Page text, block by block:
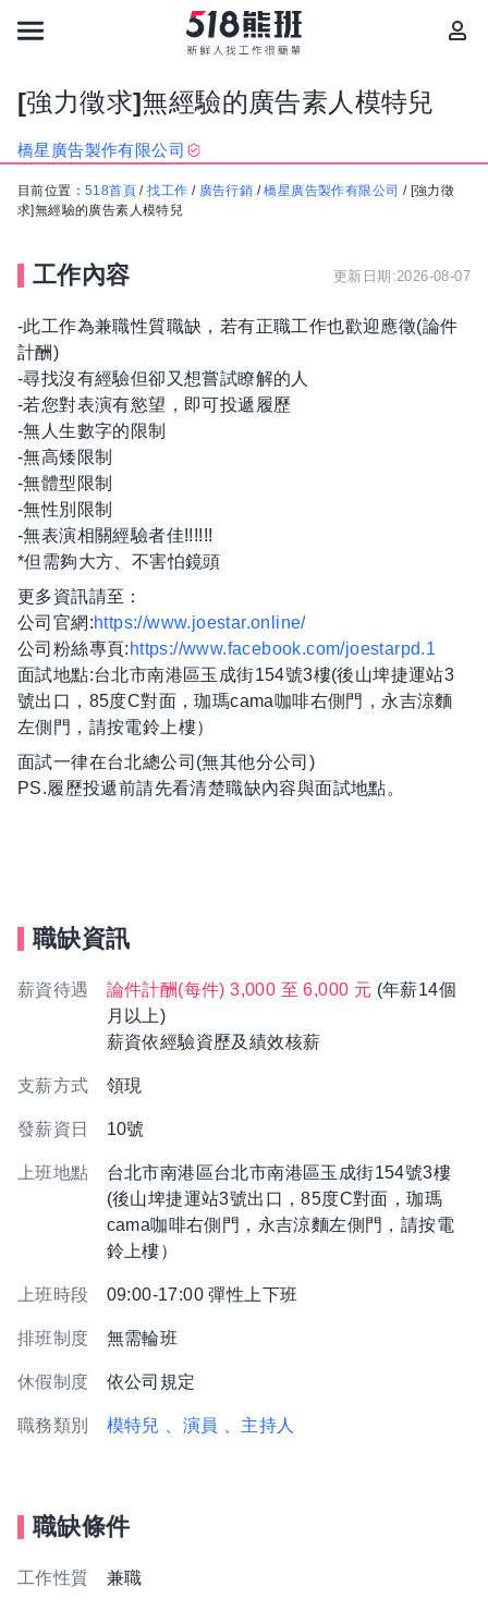
[強力徵求]無經驗的廣告素人模特兒
橋星廣告製作有限公司
目前位置： 518首頁 /找工作 / 廣告行銷 /橋星廣告製作有限公司 / [強力徵
求]無經驗的廣告素人模特兒
工作內容 更新日期:2026-08-07
-此工作為兼職性質職缺，若有正職工作也歡迎應徵(論件
計酬)
-尋找沒有經驗但卻又想嘗試瞭解的人
-若您對表演有慾望，即可投遞履歷
-無人生數字的限制
-無高矮限制
-無體型限制
-無性別限制
-無表演相關經驗者佳!!!!!!
*但需夠大方、不害怕鏡頭
更多資訊請至：
公司官網:https://www.joestar.online/
公司粉絲專頁: https://www.facebook.com/joestarpd.1
面試地點:台北市南港區玉成街154號3樓(後山埤捷運站3
號出口，85度C對面，珈瑪cama咖啡右側門，永吉涼麵
左側門，請按電鈴上樓）
面試一律在台北總公司(無其他分公司)
PS.履歷投遞前請先看清楚職缺內容與面試地點。
職缺資訊
薪資待遇 論件計酬(每件) 3,000 至 6,000 元 (年薪14個
月以上)
薪資依經驗資歷及績效核薪
支薪方式 領現
發薪資日 10號
上班地點
台北市南港區台北市南港區玉成街154號3樓
(後山埤捷運站3號出口，85度C對面，珈瑪
cama咖啡右側門，永吉涼麵左側門，請按電
鈴上樓）
上班時段 09:00-17:00 彈性上下班
排班制度 無需輪班
休假制度 依公司規定
職務類別 模特兒 、演員 、主持人
職缺條件
工作性質 兼職